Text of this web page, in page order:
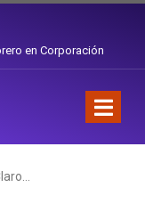
en Corporación